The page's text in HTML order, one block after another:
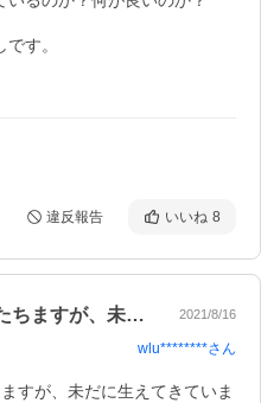
す。
違反報告 いいね 8
使い続けて3カ月くらいたちますが、未だ… 2021/8/16
wlu********さん
すが、未だに生えてきていま